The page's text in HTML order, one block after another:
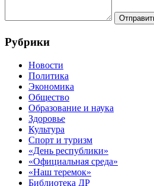
Рубрики
Новости
Политика
Экономика
Общество
Образование и наука
Здоровье
Культура
Спорт и туризм
«День республики»
«Официальная среда»
«Наш теремок»
Библиотека ДР